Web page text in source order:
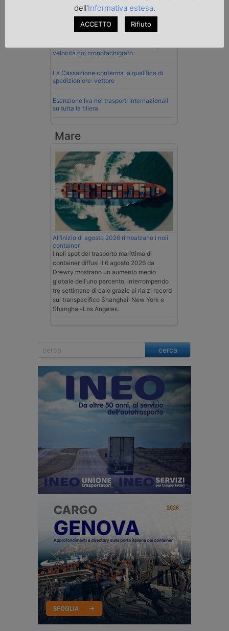
Imprenditore di Prato assolto per infortunio
col muletto
velocità col cronotachigrafo
La Cassazione conferma la qualifica di
spedizioniere-vettore
Esenzione Iva nei trasporti internazionali
su tutta la filiera
Mare
All’inizio di agosto 2026 rimbalzano i noli
container
I noli spot del trasporto marittimo di
container diffusi il 6 agosto 2026 da
Drewry mostrano un aumento medio
globale dell’uno percento, interrompendo
tre settimane di calo grazie ai rialzi record
sul transpacifico Shanghai-New York e
Shanghai-Los Angeles.
cerca
dell'Informativa estesa.
ACCETTO Rifiuto